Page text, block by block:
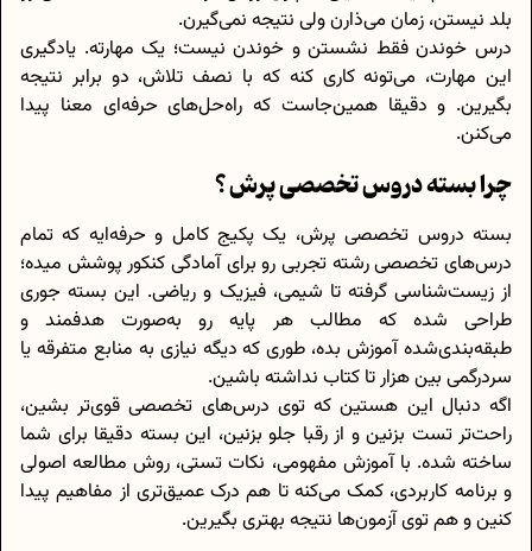
بلد نیستن، زمان می‌ذارن ولی نتیجه نمی‌گیرن.
درس خوندن فقط نشستن و خوندن نیست؛ یک مهارته. یادگیری
این مهارت، می‌تونه کاری کنه که با نصف تلاش، دو برابر نتیجه
بگیرین. و دقیقا همین‌جاست که راه‌حل‌های حرفه‌ای معنا پیدا
می‌کنن.
چرا بسته دروس تخصصی پرش ؟
بسته دروس تخصصی پرش، یک پکیج کامل و حرفه‌ایه که تمام
درس‌های تخصصی رشته تجربی رو برای آمادگی کنکور پوشش میده؛
از زیست‌شناسی گرفته تا شیمی، فیزیک و ریاضی. این بسته جوری
طراحی شده که مطالب هر پایه رو به‌صورت هدفمند و
طبقه‌بندی‌شده آموزش بده، طوری که دیگه نیازی به منابع متفرقه یا
سردرگمی بین هزار تا کتاب نداشته باشین.
اگه دنبال این هستین که توی درس‌های تخصصی قوی‌تر بشین،
راحت‌تر تست بزنین و از رقبا جلو بزنین، این بسته دقیقا برای شما
ساخته شده. با آموزش مفهومی، نکات تستی، روش مطالعه‌ اصولی
و برنامه کاربردی، کمک می‌کنه تا هم درک عمیق‌تری از مفاهیم پیدا
کنین و هم توی آزمون‌ها نتیجه‌ بهتری بگیرین.